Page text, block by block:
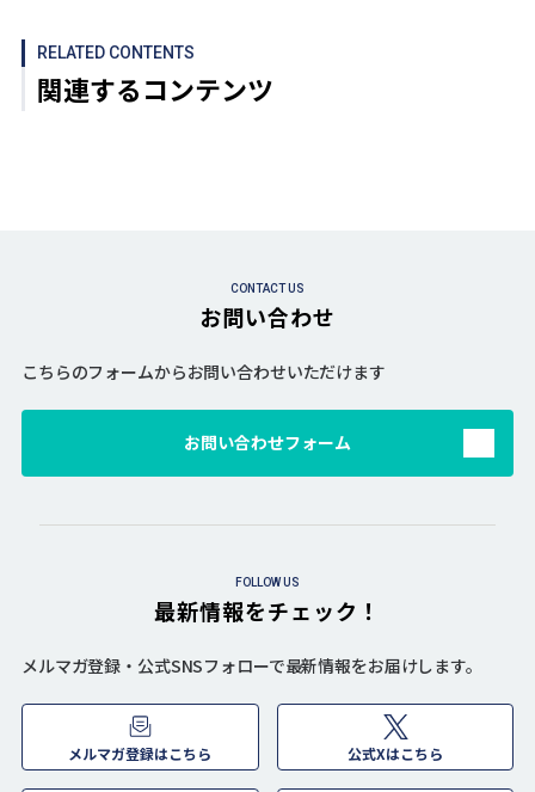
RELATED CONTENTS
関連するコンテンツ
CONTACT US
お問い合わせ
こちらのフォームからお問い合わせいただけます
お問い合わせフォーム
FOLLOW US
最新情報をチェック！
メルマガ登録・公式SNSフォローで最新情報をお届けします。
メルマガ登録はこちら 公式Xはこちら